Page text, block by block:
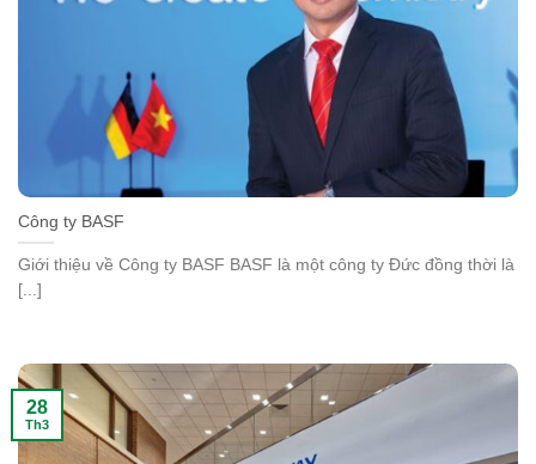
Công ty BASF
Giới thiệu về Công ty BASF BASF là một công ty Đức đồng thời là
[...]
28
Th3